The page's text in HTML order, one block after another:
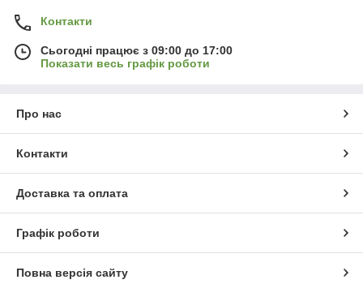
Контакти
Сьогодні працює з 09:00 до 17:00
Показати весь графік роботи
Про нас
Контакти
Доставка та оплата
Графік роботи
Повна версія сайту